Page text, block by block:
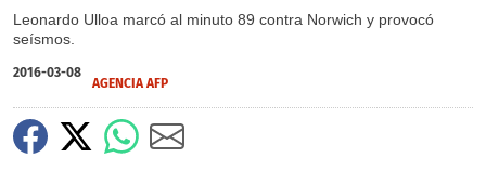
Leonardo Ulloa marcó al minuto 89 contra Norwich y provocó
seísmos.
2016-03-08
AGENCIA AFP